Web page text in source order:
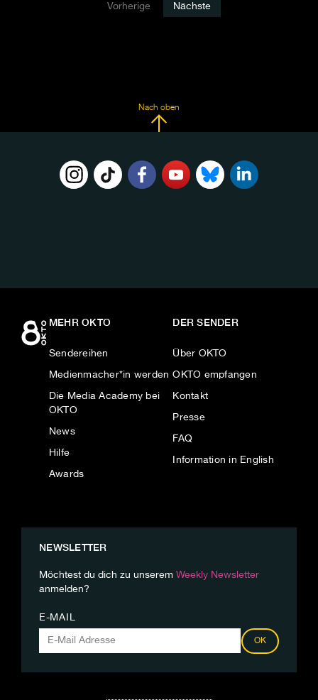
Vorherige Nächste
Nach oben
MEHR OKTO
Sendereihen
Medienmacher*in werden
Die Media Academy bei
OKTO
News
Hilfe
Awards
DER SENDER
Über OKTO
OKTO empfangen
Kontakt
Presse
FAQ
Information in English
NEWSLETTER
Möchtest du dich zu unserem Weekly Newsletter
anmelden?
E-MAIL
OK